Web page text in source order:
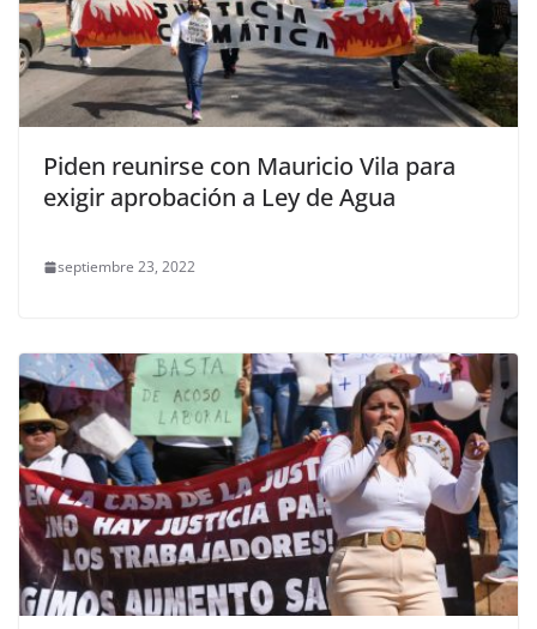
Piden reunirse con Mauricio Vila para
exigir aprobación a Ley de Agua
septiembre 23, 2022